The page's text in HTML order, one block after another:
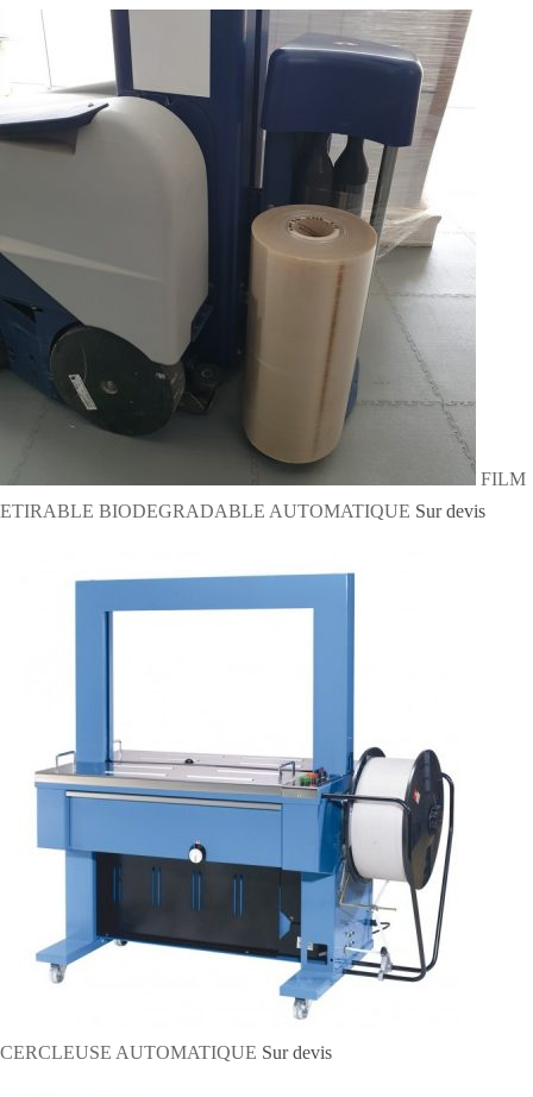
FILM
ETIRABLE BIODEGRADABLE AUTOMATIQUE Sur devis
CERCLEUSE AUTOMATIQUE Sur devis